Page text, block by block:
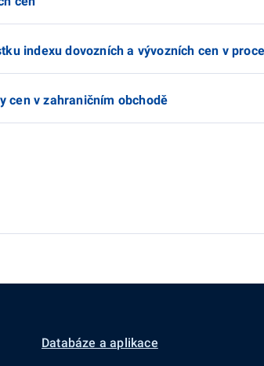
indexu dovozních a vývozních cen v
cen v zahraničním obchodě
Databáze a aplikace